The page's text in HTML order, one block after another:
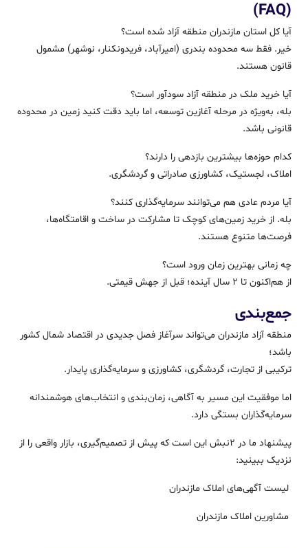
(FAQ)
آیا کل استان مازندران منطقه آزاد شده است؟
خیر. فقط سه محدوده بندری (امیرآباد، فریدونکنار، نوشهر) مشمول
قانون هستند.
آیا خرید ملک در منطقه آزاد سودآور است؟
بله، به‌ویژه در مرحله آغازین توسعه، اما باید دقت کنید زمین در محدوده
قانونی باشد.
کدام حوزه‌ها بیشترین بازدهی را دارند؟
املاک، لجستیک، کشاورزی صادراتی و گردشگری.
آیا مردم عادی هم می‌توانند سرمایه‌گذاری کنند؟
بله. از خرید زمین‌های کوچک تا مشارکت در ساخت و اقامتگاه‌ها،
فرصت‌ها متنوع هستند.
چه زمانی بهترین زمان ورود است؟
از هم‌اکنون تا ۲ سال آینده؛ قبل از جهش قیمتی.
جمع‌بندی
منطقه آزاد مازندران می‌تواند سرآغاز فصل جدیدی در اقتصاد شمال کشور
باشد؛
ترکیبی از تجارت، گردشگری، کشاورزی و سرمایه‌گذاری پایدار.
اما موفقیت این مسیر به آگاهی، زمان‌بندی و انتخاب‌های هوشمندانه
سرمایه‌گذاران بستگی دارد.
پیشنهاد ما در ۲نبش این است که پیش از تصمیم‌گیری، بازار واقعی را از
نزدیک ببینید:
لیست آگهی‌های املاک مازندران
مشاورین املاک مازندران